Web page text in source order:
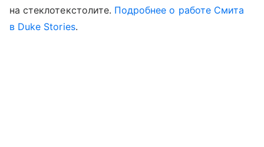
на стеклотекстолите. Подробнее о работе Смита
в Duke Stories.